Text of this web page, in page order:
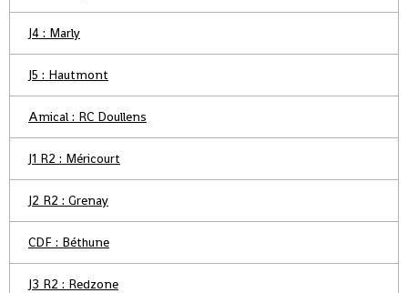
J4 : Marly
J5 : Hautmont
Amical : RC Doullens
J1 R2 : Méricourt
J2 R2 : Grenay
CDF : Béthune
J3 R2 : Redzone